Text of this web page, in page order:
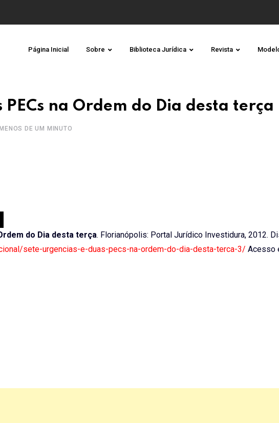
Página Inicial Sobre Biblioteca Jurídica Revista
na Ordem do Dia desta terça
DE UM MINUTO
do Dia desta terça. Florianópolis: Portal Jurídico Investidura, 2012.
sete-urgencias-e-duas-pecs-na-ordem-do-dia-desta-terca-3/ Acesso